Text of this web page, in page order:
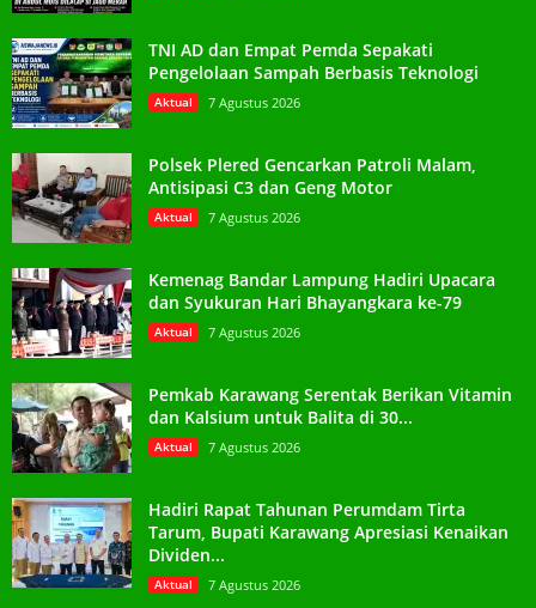
TNI AD dan Empat Pemda Sepakati
Pengelolaan Sampah Berbasis Teknologi
Aktual 7 Agustus 2026
Polsek Plered Gencarkan Patroli Malam,
Antisipasi C3 dan Geng Motor
Aktual 7 Agustus 2026
Kemenag Bandar Lampung Hadiri Upacara
dan Syukuran Hari Bhayangkara ke-79
Aktual 7 Agustus 2026
Pemkab Karawang Serentak Berikan Vitamin
dan Kalsium untuk Balita di 30...
Aktual 7 Agustus 2026
Hadiri Rapat Tahunan Perumdam Tirta
Tarum, Bupati Karawang Apresiasi Kenaikan
Dividen...
Aktual 7 Agustus 2026